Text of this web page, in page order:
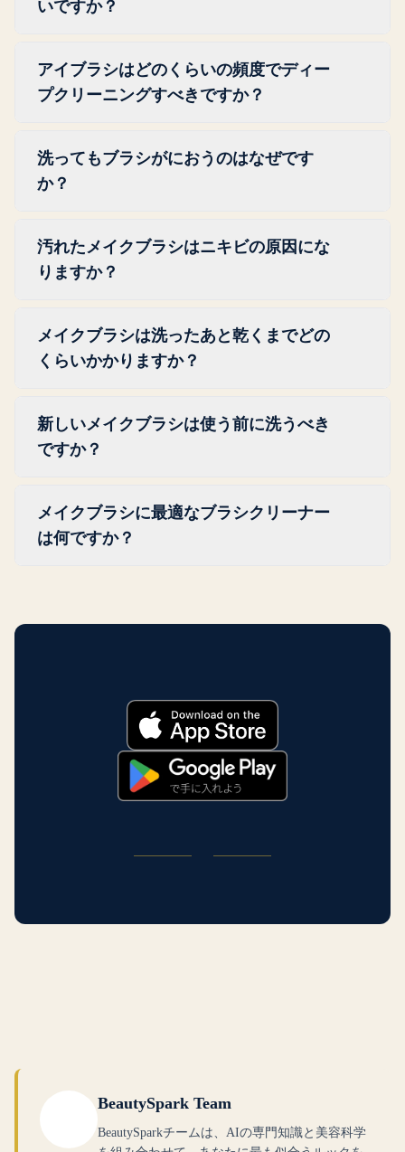
な発色を保てます。毎日洗うのが大変に感じ
し、毎日新しいものに切り替えて、まとめて
一度に洗いましょう。毎晩洗面台に立たなく
いですか？
特に合成毛のブラシや、製品がたくさん付着
したファンデーションブラシに効果的です。
を乾燥させてしまうことがあるため、長く使
ううえではベビーシャンプーかカスティール
アイブラシはどのくらいの頻度でディー
プクリーニングすべきですか？
リーニングし、使うたびにスプレークリーナ
ーでクイッククリーニングしましょう。アイ
水分と製品が付着するため、アイシャドウブ
ラシよりも頻繁にしっかり洗うとよいでしょ
洗ってもブラシがにおうのはなぜです
か？
の奥深くまで雑菌が入り込んでいることを意
味するのが普通です。カスティール石鹸でも
て、ブラシを完全に乾かしてみてください。
それでもにおいが戻ってくる場合は、ブラシ
汚れたメイクブラシはニキビの原因にな
りますか？
する雑菌が潜んでおり、2020年の研究では、
検査したブラシの34%から検出されました。
や肌荒れ、場合によっては目もとの感染症を
引き起こすことがあります。
メイクブラシは洗ったあと乾くまでどの
くらいかかりますか？
少し出して平らに置くと、4〜8時間で乾きま
す。ファンデーションブラシやカブキブラシ
もあります。朝までにすべて準備が整うよ
う、ディープクリーニングは夜に行う予定を
新しいメイクブラシは使う前に洗うべき
ですか？
抜けやすい繊維、パッケージのほこりが付い
ています。初めて使う前にさっと洗っておく
けます。
メイクブラシに最適なブラシクリーナー
は何ですか？
ます。使う合間のクイッククリーニングに
び使えます。
BeautySpark Team
BeautySparkチームは、AIの専門知識と美容科学